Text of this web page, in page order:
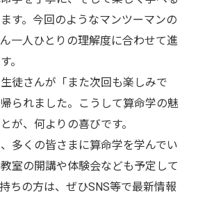
す。今回のようなマンツーマンの
一人ひとりの理解度に合わせて進
。
徒さんが「また次回も楽しみで
られました。こうして算命学の魅
が、何よりの喜びです。
多くの皆さまに算命学を学んでい
室の開講や体験会なども予定して
ちの方は、ぜひSNS等で最新情報